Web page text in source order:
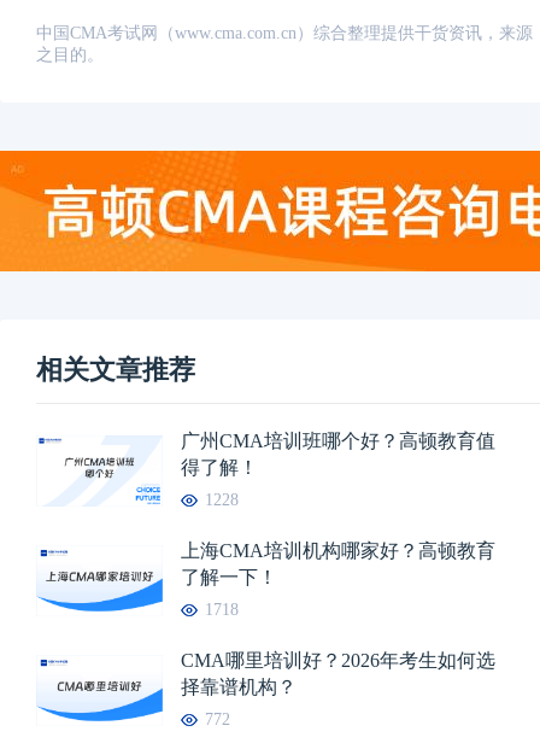
中国CMA考试网（www.cma.com.cn）综合整理提供干货资讯，来
之目的。
相关文章推荐
广州CMA培训班哪个好？高顿教育值
得了解！
1228
上海CMA培训机构哪家好？高顿教育
了解一下！
1718
CMA哪里培训好？2026年考生如何选
择靠谱机构？
772